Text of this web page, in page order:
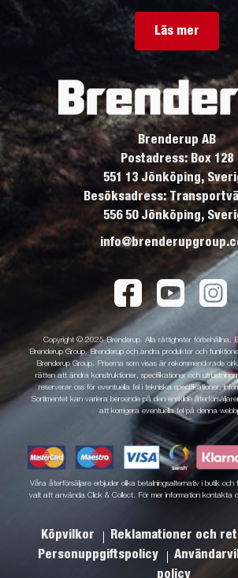
Läs mer
Brenderup AB
Postadress: Box 128
551 13 Jönköping,
Besöksadress:
556 50 Jönköping,
Copyright © 2025 Brenderup. Alla rättigheter förbehållna.
Brenderup Group. Brenderup och andra produkter och
Brenderup Group. Priserna som visas är rekommenderade
rätten att ändra konstruktioner, specifikationer och
reserverar oss för eventuella fel i tekniska specifikationer,
Sortimentet kan variera beroende på den enskilde
att korrigera eventuella fel på denna
Våra återförsäljare erbjuder olika betalningsalternativ i butik
valt att använda Click & Collect. För mer information kontakta
Köpvilkor Reklamationer och
Personuppgiftspolicy
policy